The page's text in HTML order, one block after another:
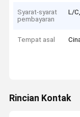
Syarat-syarat
pembayaran
L/
Tempat asal
Rincian Kontak